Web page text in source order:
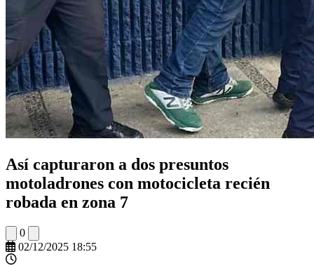
Así capturaron a dos presuntos
motoladrones con motocicleta recién
robada en zona 7
0
02/12/2025 18:55